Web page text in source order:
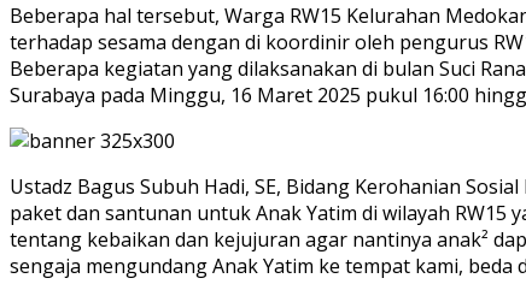
Beberapa hal tersebut, Warga RW15 Kelurahan
terhadap sesama dengan di koordinir oleh pengurus
Beberapa kegiatan yang dilaksanakan di bulan Suci
Surabaya pada Minggu, 16 Maret 2025 pukul 16:00
Ustadz Bagus Subuh Hadi, SE, Bidang Kerohanian
paket dan santunan untuk Anak Yatim di wilayah RW15
tentang kebaikan dan kejujuran agar nantinya anak²
sengaja mengundang Anak Yatim ke tempat kami,